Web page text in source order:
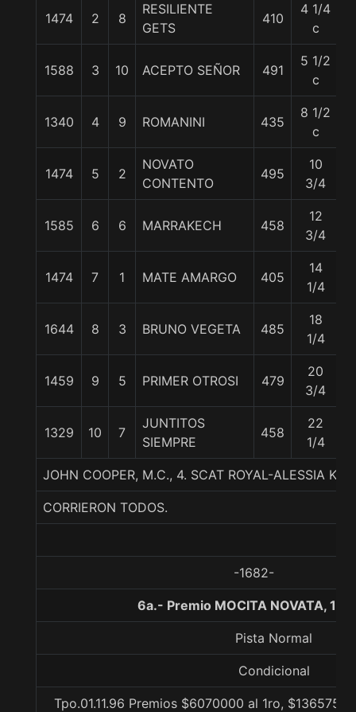
1474 2 8
RESILIENTE
GETS
410
4 1/4
c
1588 3 10 ACEPTO SEÑOR 491
5 1/2
c
1340 4 9 ROMANINI 435
8 1/2
c
1474 5 2
NOVATO
CONTENTO
495
10
3/4
1585 6 6 MARRAKECH 458
12
3/4
1474 7 1 MATE AMARGO 405
14
1/4
1644 8 3 BRUNO VEGETA 485
18
1/4
1459 9 5 PRIMER OTROSI 479
20
3/4
1329 10 7
JUNTITOS
SIEMPRE
458
22
1/4
JOHN COOPER, M.C., 4. SCAT ROYAL-ALESSIA
CORRIERON TODOS.
-1682-
6a.- Premio MOCITA NOVATA,
Pista Normal
Condicional
Tpo.01.11.96 Premios $6070000 al 1ro,